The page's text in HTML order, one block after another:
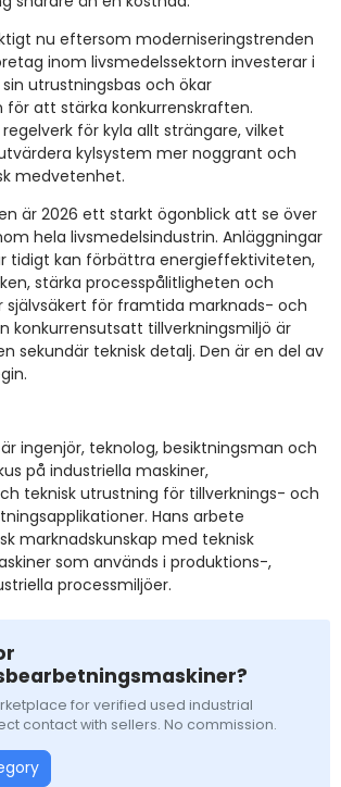
nu eftersom moderniseringstrenden
inom livsmedelssektorn investerar i
utrustningsbas och ökar
att stärka konkurrenskraften.
regelverk för kyla allt strängare, vilket
kylsystem mer noggrant och
medvetenhet.
är 2026 ett starkt ögonblick att se över
hela livsmedelsindustrin. Anläggningar
tidigt kan förbättra energieffektiviteten,
stärka processpålitligheten och
självsäkert för framtida marknads- och
konkurrensutsatt tillverkningsmiljö är
sekundär teknisk detalj. Den är en del av
ingenjör, teknolog, besiktningsman och
på industriella maskiner,
teknisk utrustning för tillverknings- och
Hans arbete
marknadskunskap med teknisk
som används i produktions-,
processmiljöer.
for verified used industrial
contact with sellers. No commission.